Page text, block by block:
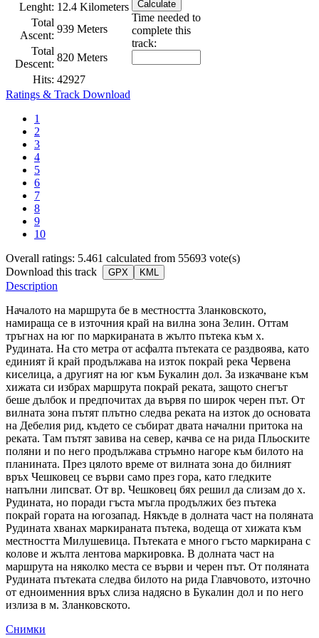
Time needed to
complete this
track:
Lenght: 12.4 Kilometers
Total
Ascent:
939 Meters
Total
Descent:
820 Meters
Hits: 42927
Ratings & Track Download
1
2
3
4
5
6
7
8
9
10
Overall ratings: 5.461 calculated from 55693 vote(s)
Download this track
GPX KML
Description
Началото на маршрута бе в местността Зланковското,
намираща се в източния край на вилна зона Зелин. Оттам
тръгнах на юг по маркираната в жълто пътека към х.
Рудината. На сто метра от асфалта пътеката се раздвоява, като
единият й край продължава на изток покрай река Червена
киселица, а другият на юг към Букалин дол. За изкачване към
хижата си избрах маршрута покрай реката, защото снегът
беше дълбок и предпочитах да вървя по широк черен път. От
вилната зона пътят плътно следва реката на изток до основата
на Дебелия рид, където се събират двата начални притока на
реката. Там пътят завива на север, качва се на рида Пльоските
поляни и по него продължава стръмно нагоре към билото на
планината. През цялото време от вилната зона до билният
връх Чешковец се върви само през гора, като гледките
напълни липсват. От вр. Чешковец бях решил да слизам до х.
Рудината, но поради гъста мъгла продължих без пътека
покрай гората на югозапад. Някъде в долната част на поляната
Рудината хванах маркираната пътека, водеща от хижата към
местността Милушевица. Пътеката е много гъсто маркирана с
колове и жълта лентова маркировка. В долната част на
маршрута на няколко места се върви и черен път. От поляната
Рудината пътеката следва билото на рида Главчовото, източно
от едноименния връх слиза надясно в Букалин дол и по него
излиза в м. Зланковското.
Снимки